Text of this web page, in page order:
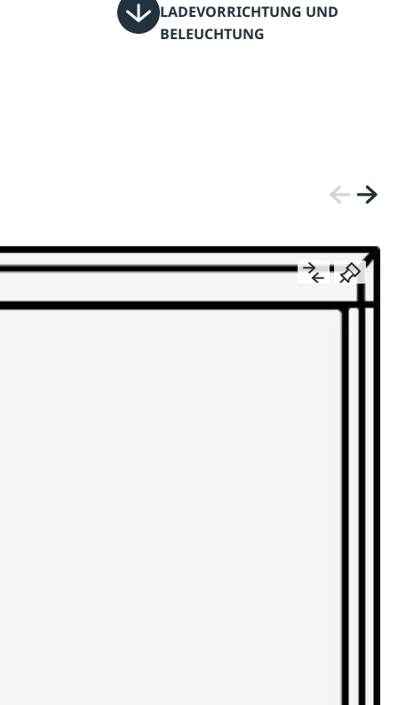
LADEVORRICHTUNG UND
BELEUCHTUNG